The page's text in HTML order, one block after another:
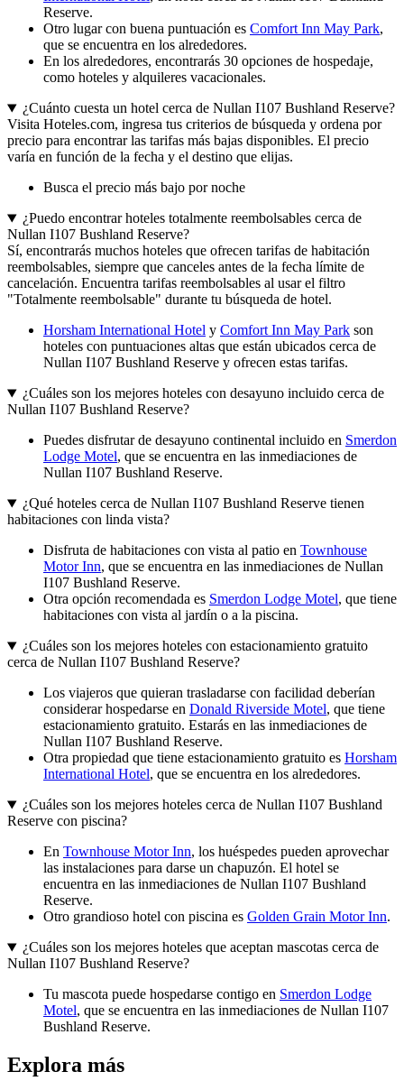
Reserve.
Otro lugar con buena puntuación es Comfort Inn May Park,
que se encuentra en los alrededores.
En los alrededores, encontrarás 30 opciones de hospedaje,
como hoteles y alquileres vacacionales.
¿Cuánto cuesta un hotel cerca de Nullan I107 Bushland Reserve?
Visita Hoteles.com, ingresa tus criterios de búsqueda y ordena por
precio para encontrar las tarifas más bajas disponibles. El precio
varía en función de la fecha y el destino que elijas.
Busca el precio más bajo por noche
¿Puedo encontrar hoteles totalmente reembolsables cerca de
Nullan I107 Bushland Reserve?
Sí, encontrarás muchos hoteles que ofrecen tarifas de habitación
reembolsables, siempre que canceles antes de la fecha límite de
cancelación. Encuentra tarifas reembolsables al usar el filtro
"Totalmente reembolsable" durante tu búsqueda de hotel.
Horsham International Hotel y Comfort Inn May Park son
hoteles con puntuaciones altas que están ubicados cerca de
Nullan I107 Bushland Reserve y ofrecen estas tarifas.
¿Cuáles son los mejores hoteles con desayuno incluido cerca de
Nullan I107 Bushland Reserve?
Puedes disfrutar de desayuno continental incluido en Smerdon
Lodge Motel, que se encuentra en las inmediaciones de
Nullan I107 Bushland Reserve.
¿Qué hoteles cerca de Nullan I107 Bushland Reserve tienen
habitaciones con linda vista?
Disfruta de habitaciones con vista al patio en Townhouse
Motor Inn, que se encuentra en las inmediaciones de Nullan
I107 Bushland Reserve.
Otra opción recomendada es Smerdon Lodge Motel, que tiene
habitaciones con vista al jardín o a la piscina.
¿Cuáles son los mejores hoteles con estacionamiento gratuito
cerca de Nullan I107 Bushland Reserve?
Los viajeros que quieran trasladarse con facilidad deberían
considerar hospedarse en Donald Riverside Motel, que tiene
estacionamiento gratuito. Estarás en las inmediaciones de
Nullan I107 Bushland Reserve.
Otra propiedad que tiene estacionamiento gratuito es Horsham
International Hotel, que se encuentra en los alrededores.
¿Cuáles son los mejores hoteles cerca de Nullan I107 Bushland
Reserve con piscina?
En Townhouse Motor Inn, los huéspedes pueden aprovechar
las instalaciones para darse un chapuzón. El hotel se
encuentra en las inmediaciones de Nullan I107 Bushland
Reserve.
Otro grandioso hotel con piscina es Golden Grain Motor Inn.
¿Cuáles son los mejores hoteles que aceptan mascotas cerca de
Nullan I107 Bushland Reserve?
Tu mascota puede hospedarse contigo en Smerdon Lodge
Motel, que se encuentra en las inmediaciones de Nullan I107
Bushland Reserve.
Explora más